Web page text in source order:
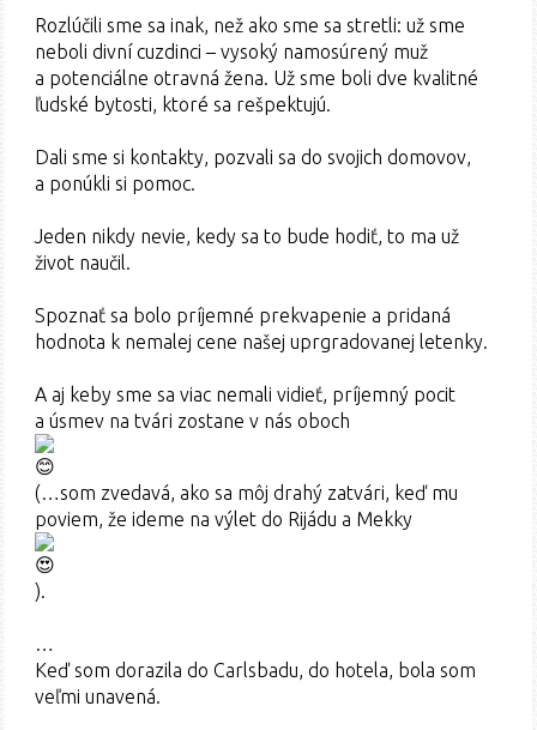
Rozlúčili sme sa inak, než ako sme sa stretli: už sme
neboli divní cuzdinci – vysoký namosúrený muž
a potenciálne otravná žena. Už sme boli dve kvalitné
ľudské bytosti, ktoré sa rešpektujú.
Dali sme si kontakty, pozvali sa do svojich domovov,
a ponúkli si pomoc.
Jeden nikdy nevie, kedy sa to bude hodiť, to ma už
život naučil.
Spoznať sa bolo príjemné prekvapenie a pridaná
hodnota k nemalej cene našej uprgradovanej letenky.
A aj keby sme sa viac nemali vidieť, príjemný pocit
a úsmev na tvári zostane v nás oboch
(…som zvedavá, ako sa môj drahý zatvári, keď mu
poviem, že ideme na výlet do Rijádu a Mekky
).
Keď som dorazila do Carlsbadu, do hotela, bola som
veľmi unavená.